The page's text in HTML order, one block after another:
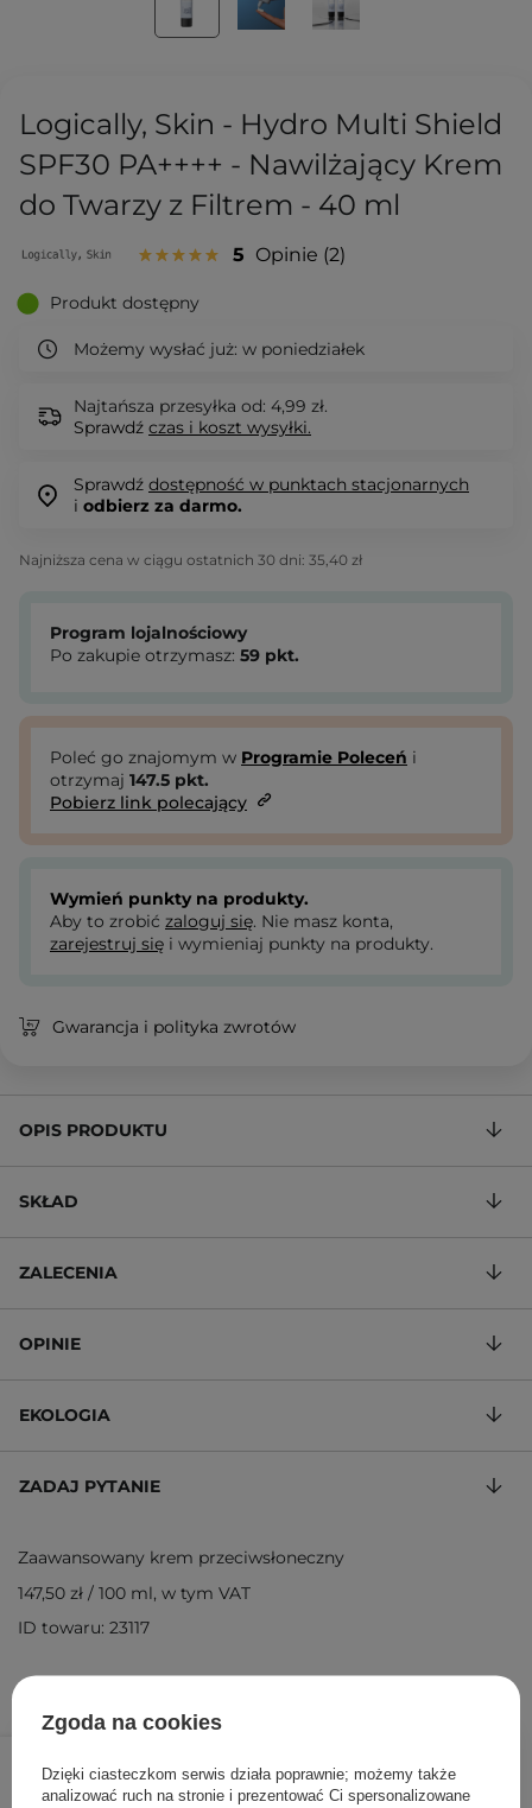
Logically, Skin - Hydro Multi Shield
SPF30 PA++++ - Nawilżający Krem
do Twarzy z Filtrem - 40 ml
5 Opinie 2
Produkt dostępny
Możemy wysłać już: w poniedziałek
Najtańsza przesyłka od: 4,99 zł.
Sprawdź czas i koszt wysyłki.
Sprawdź dostępność w punktach stacjonarnych
i odbierz za darmo.
Najniższa cena w ciągu ostatnich 30 dni: 35,40 zł
Program lojalnościowy
Po zakupie otrzymasz: 59 pkt.
Poleć go znajomym w Programie Poleceń i
otrzymaj 147.5 pkt.
Pobierz link polecający
Wymień punkty na produkty.
Aby to zrobić zaloguj się. Nie masz konta,
zarejestruj się i wymieniaj punkty na produkty.
Gwarancja i polityka zwrotów
OPIS PRODUKTU
SKŁAD
ZALECENIA
OPINIE
EKOLOGIA
ZADAJ PYTANIE
Zaawansowany krem przeciwsłoneczny
147,50 zł / 100 ml, w tym VAT
ID towaru: 23117
Zgoda na cookies
Dzięki ciasteczkom serwis działa poprawnie; możemy także
analizować ruch na stronie i prezentować Ci spersonalizowane